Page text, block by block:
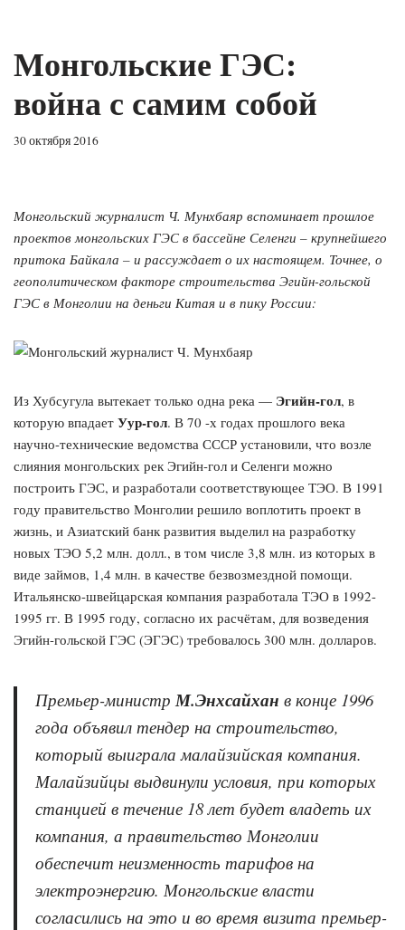
Монгольские ГЭС:
война с самим собой
30 октября 2016
Монгольский журналист Ч. Мунхбаяр вспоминает прошлое
проектов монгольских ГЭС в бассейне Селенги – крупнейшего
притока Байкала – и рассуждает о их настоящем. Точнее, о
геополитическом факторе строительства Эгийн-гольской
ГЭС в Монголии на деньги Китая и в пику России:
Из Хубсугула вытекает только одна река — Эгийн-гол, в
которую впадает Уур-гол. В 70 -х годах прошлого века
научно-технические ведомства СССР установили, что возле
слияния монгольских рек Эгийн-гол и Селенги можно
построить ГЭС, и разработали соответствующее ТЭО. В 1991
году правительство Монголии решило воплотить проект в
жизнь, и Азиатский банк развития выделил на разработку
новых ТЭО 5,2 млн. долл., в том числе 3,8 млн. из которых в
виде займов, 1,4 млн. в качестве безвозмездной помощи.
Итальянско-швейцарская компания разработала ТЭО в 1992-
1995 гг. В 1995 году, согласно их расчётам, для возведения
Эгийн-гольской ГЭС (ЭГЭС) требовалось 300 млн. долларов.
Премьер-министрМ.Энхсайхан в конце 1996
года объявил тендер на строительство,
который выиграла малайзийская компания.
Малайзийцы выдвинули условия, при которых
станцией в течение 18 лет будет владеть их
компания, а правительство Монголии
обеспечит неизменность тарифов на
электроэнергию. Монгольские власти
согласились на это и во время визита премьер-